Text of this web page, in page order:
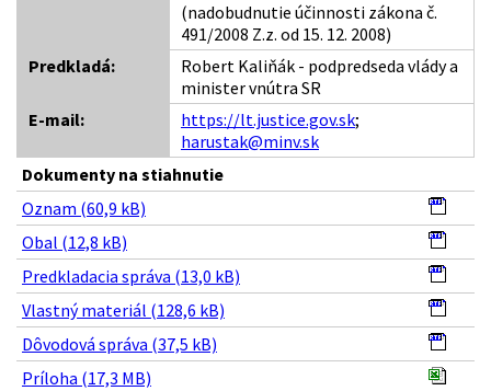
(nadobudnutie účinnosti zákona č.
491/2008 Z.z. od 15. 12. 2008)
Predkladá:
Robert Kaliňák - podpredseda vlády a
minister vnútra SR
E-mail:
https://lt.justice.gov.sk;
harustak@minv.sk
Dokumenty na stiahnutie
Oznam (60,9 kB)
Obal (12,8 kB)
Predkladacia správa (13,0 kB)
Vlastný materiál (128,6 kB)
Dôvodová správa (37,5 kB)
Príloha (17,3 MB)